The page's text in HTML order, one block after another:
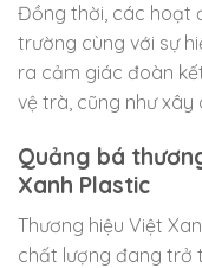
Đồng thời, các hoạt
trường cùng với sự
ra cảm giác đoàn
vệ trà, cũng như
Quảng bá
Xanh Plastic
Thương hiệu Việt
chất lượng đang trở